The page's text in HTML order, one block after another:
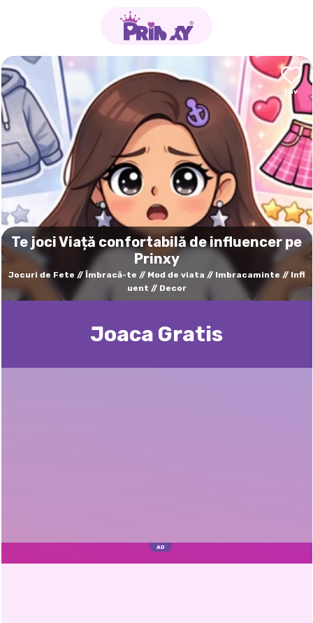
Te joci Viață confortabilă de influencer pe
Prinxy
Jocuri de Fete Îmbracă-te Mod de viata Imbracaminte
Infl
uent
Decor
Joaca Gratis